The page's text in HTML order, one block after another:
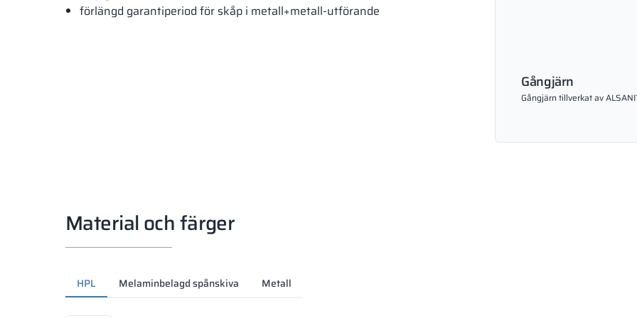
förlängd garantiperiod för skåp i metall+metall-utförande
Gångjärn
Gångjärn tillverkat av
Material och färger
HPL Melaminbelagd spånskiva Metall